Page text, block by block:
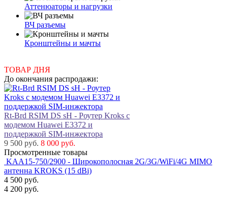
Аттенюаторы и нагрузки
ВЧ разъемы
Кронштейны и мачты
ТОВАР ДНЯ
До окончания распродажи:
Rt-Brd RSIM DS sH - Роутер Kroks с
модемом Huawei E3372 и
поддержкой SIM-инжектора
9 500 руб. 8 000 руб.
Просмотренные товары
KAA15-750/2900 - Широкополосная 2G/3G/WiFi/4G MIMO
антенна KROKS (15 dBi)
4 500 руб.
4 200 руб.